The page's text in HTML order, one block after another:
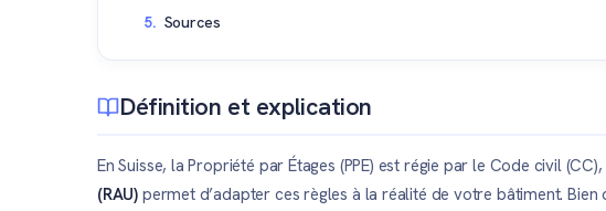
Sources
Définition et explication
En Suisse, la Propriété par Étages (PPE) est régie par le Code civil
(RAU) permet d’adapter ces règles à la réalité de votre bâtiment.